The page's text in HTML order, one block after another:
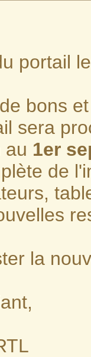
portail
bons
sera
au 1er
de
la